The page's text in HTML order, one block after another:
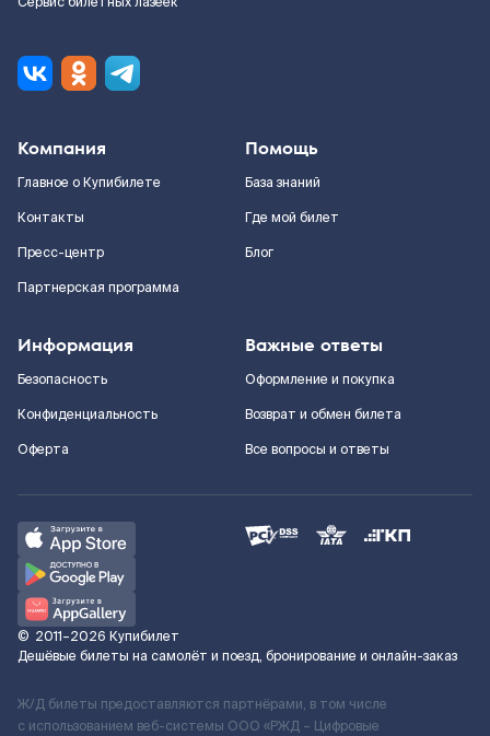
Компания
Главное о Купибилете
Контакты
Пресс-центр
Партнерская программа
Помощь
База знаний
Где мой билет
Блог
Информация
Безопасность
Конфиденциальность
Оферта
Важные ответы
Оформление и покупка
Возврат и обмен билета
Все вопросы и ответы
© 2011–2026 Купибилет
Дешёвые билеты на самолёт и поезд, бронирование и онлайн-заказ
Ж/Д билеты предоставляются партнёрами, в том числе
с использованием веб-системы ООО «РЖД – Цифровые